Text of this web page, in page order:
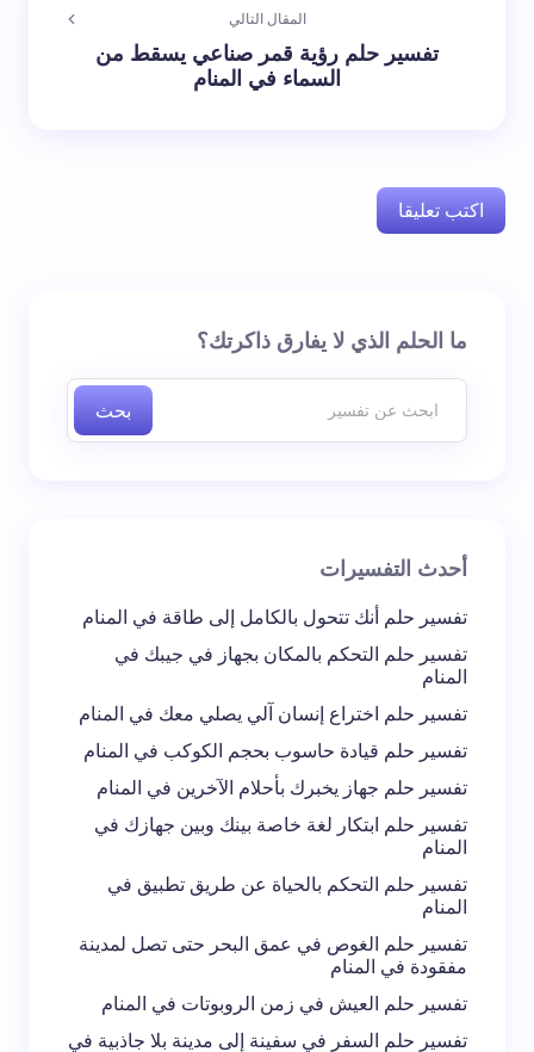
المقال التالي
تفسير حلم رؤية قمر صناعي يسقط من
السماء في المنام
اكتب تعليقا
لن يتم نشر عنوان بريدك الإلكتروني. الحقول الإلزامية مشار
احفظ اسمي والبريد الإلكتروني في هذا المتصفح
لاستخدامه في المرة المقبلة في تعليقي.
ما الحلم الذي لا يفارق ذاكرتك؟
بحث
أحدث التفسيرات
تفسير حلم أنك تتحول بالكامل إلى طاقة في المنام
تفسير حلم التحكم بالمكان بجهاز في جيبك في
المنام
تفسير حلم اختراع إنسان آلي يصلي معك في المنام
تفسير حلم قيادة حاسوب بحجم الكوكب في المنام
تفسير حلم جهاز يخبرك بأحلام الآخرين في المنام
تفسير حلم ابتكار لغة خاصة بينك وبين جهازك في
المنام
تفسير حلم التحكم بالحياة عن طريق تطبيق في
المنام
تفسير حلم الغوص في عمق البحر حتى تصل لمدينة
مفقودة في المنام
تفسير حلم العيش في زمن الروبوتات في المنام
تفسير حلم السفر في سفينة إلى مدينة بلا جاذبية في